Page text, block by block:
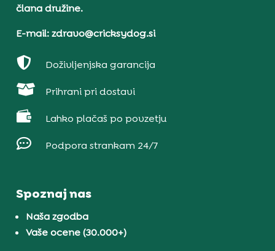
člana družine.
E-mail: zdravo@cricksydog.si
 Doživljenjska garancija
 Prihrani pri dostavi
 Lahko plačaš po povzetju
 Podpora strankam 24/7
Spoznaj nas
Naša zgodba
Vaše ocene (30.000+)